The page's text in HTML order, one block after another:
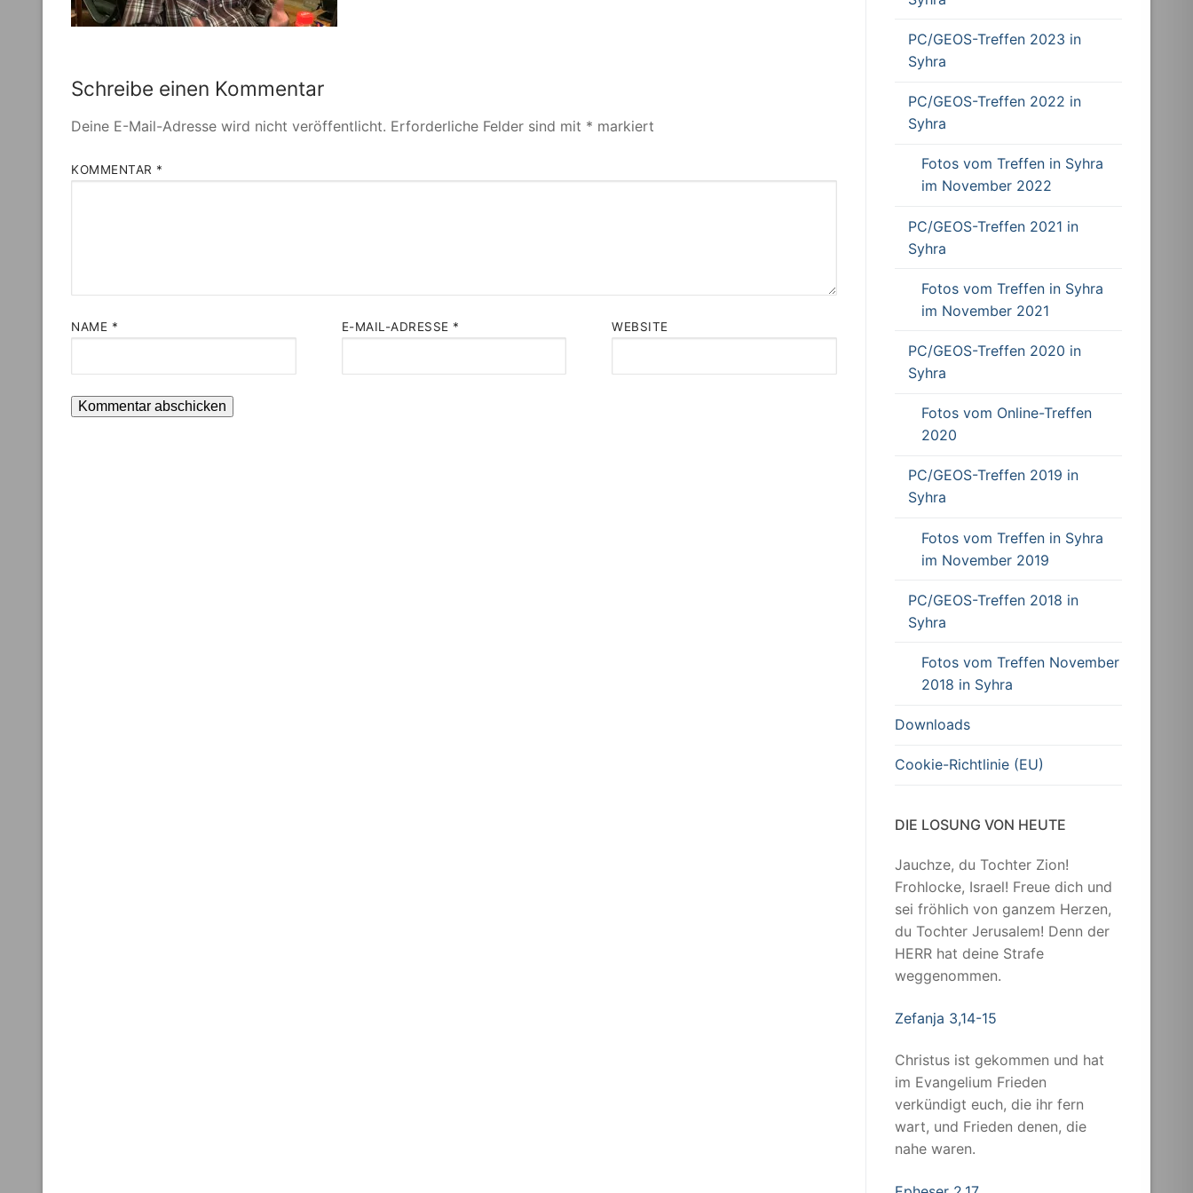
Schreibe einen Kommentar
Deine E-Mail-Adresse wird nicht veröffentlicht. Erforderliche Felder sind mit * markiert
KOMMENTAR *
NAME * E-MAIL-ADRESSE * WEBSITE
PC/GEOS-Treffen 2023 in
Syhra
PC/GEOS-Treffen 2022 in
Syhra
Fotos vom Treffen in Syhra
im November 2022
PC/GEOS-Treffen 2021 in
Syhra
Fotos vom Treffen in Syhra
im November 2021
PC/GEOS-Treffen 2020 in
Syhra
Fotos vom Online-Treffen
2020
PC/GEOS-Treffen 2019 in
Syhra
Fotos vom Treffen in Syhra
im November 2019
PC/GEOS-Treffen 2018 in
Syhra
Fotos vom Treffen November
2018 in Syhra
Downloads
Cookie-Richtlinie (EU)
DIE LOSUNG VON HEUTE
Jauchze, du Tochter Zion!
Frohlocke, Israel! Freue dich und
sei fröhlich von ganzem Herzen,
du Tochter Jerusalem! Denn der
HERR hat deine Strafe
weggenommen.
Zefanja 3,14-15
Christus ist gekommen und hat
im Evangelium Frieden
verkündigt euch, die ihr fern
wart, und Frieden denen, die
nahe waren.